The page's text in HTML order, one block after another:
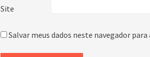
Site
Salvar meus dados neste navegador